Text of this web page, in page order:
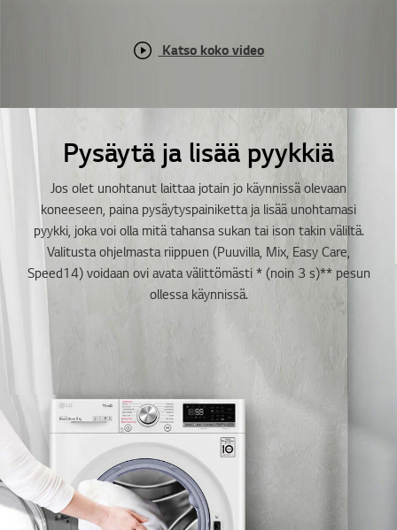
Katso koko video
Pysäytä ja lisää pyykkiä
Jos olet unohtanut laittaa jotain jo käynnissä olevaan
koneeseen, paina pysäytyspainiketta ja lisää unohtamasi
pyykki, joka voi olla mitä tahansa sukan tai ison takin väliltä.
Valitusta ohjelmasta riippuen (Puuvilla, Mix, Easy Care,
Speed14) voidaan ovi avata välittömästi * (noin 3 s)** pesun
ollessa käynnissä.